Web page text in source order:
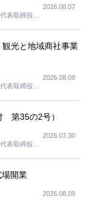
表取締役社
2026.08.07
光と地域商社事業
表取締役社
2026.08.08
第35の2号）
表取締役社
2026.07.30
開業
2026.08.09